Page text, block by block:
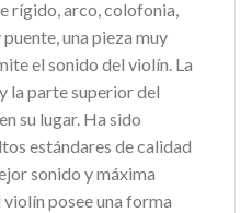
rígido, arco, colofonia,
una pieza muy
el sonido del violín. La
la parte superior del
su lugar. Ha sido
estándares de calidad
sonido y máxima
posee una forma